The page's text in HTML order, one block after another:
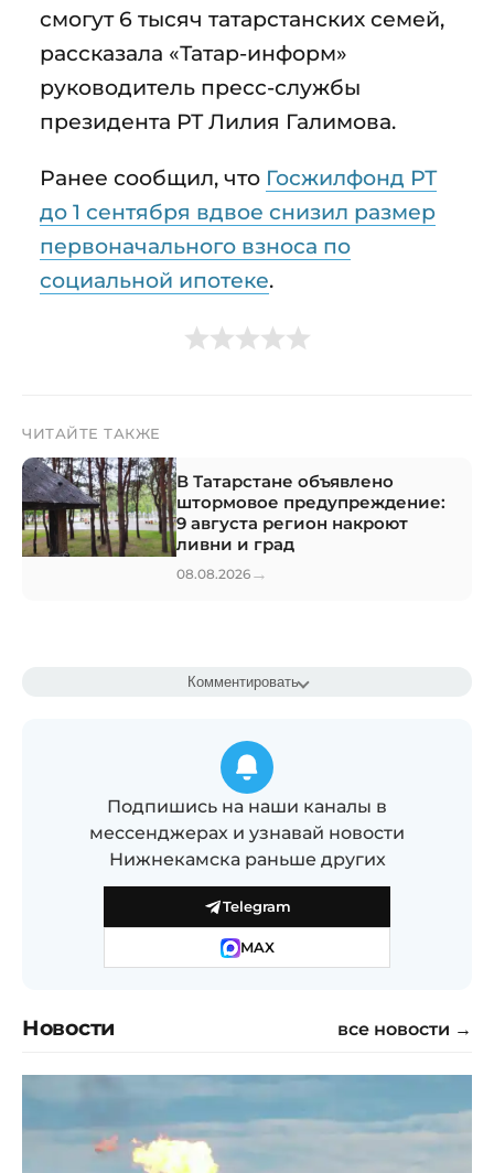
смогут 6 тысяч татарстанских семей,
рассказала «Татар-информ»
руководитель пресс-службы
президента РТ Лилия Галимова.
Ранее сообщил, что Госжилфонд РТ
до 1 сентября вдвое снизил размер
первоначального взноса по
социальной ипотеке.
ЧИТАЙТЕ ТАКЖЕ
В Татарстане объявлено
штормовое предупреждение:
9 августа регион накроют
ливни и град
08.08.2026 →
Комментировать
Подпишись на наши каналы в
мессенджерах и узнавай новости
Нижнекамска раньше других
Telegram
MAX
Новости все новости →